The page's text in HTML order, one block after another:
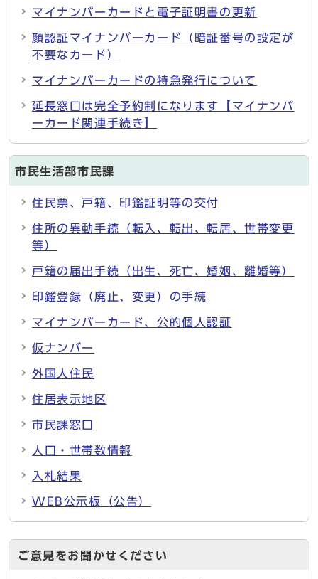
マイナンバーカードと電子証明書の更新
顔認証マイナンバーカード（暗証番号の設定が
不要なカード）
マイナンバーカードの特急発行について
延長窓口は完全予約制になります【マイナンバ
ーカード関連手続き】
市民生活部市民課
住民票、戸籍、印鑑証明等の交付
住所の異動手続（転入、転出、転居、世帯変更
等）
戸籍の届出手続（出生、死亡、婚姻、離婚等）
印鑑登録（廃止、変更）の手続
マイナンバーカード、公的個人認証
仮ナンバー
外国人住民
住居表示地区
市民課窓口
人口・世帯数情報
入札結果
WEB公示板（公告）
ご意見をお聞かせください